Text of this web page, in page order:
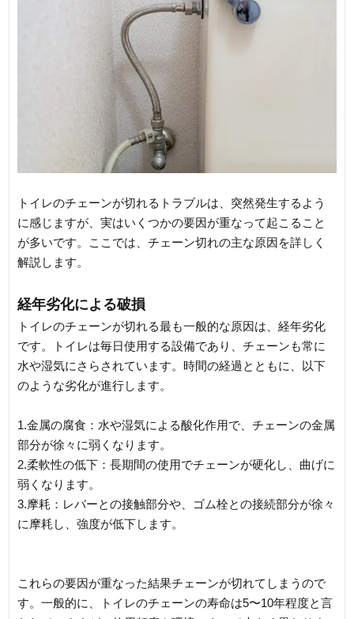
トイレのチェーンが切れるトラブルは、突然発生するよう
に感じますが、実はいくつかの要因が重なって起こること
が多いです。ここでは、チェーン切れの主な原因を詳しく
解説します。
経年劣化による破損
トイレのチェーンが切れる最も一般的な原因は、経年劣化
です。トイレは毎日使用する設備であり、チェーンも常に
水や湿気にさらされています。時間の経過とともに、以下
のような劣化が進行します。
1.金属の腐食：水や湿気による酸化作用で、チェーンの金属
部分が徐々に弱くなります。
2.柔軟性の低下：長期間の使用でチェーンが硬化し、曲げに
弱くなります。
3.摩耗：レバーとの接触部分や、ゴム栓との接続部分が徐々
に摩耗し、強度が低下します。
これらの要因が重なった結果チェーンが切れてしまうので
す。一般的に、トイレのチェーンの寿命は5〜10年程度と言